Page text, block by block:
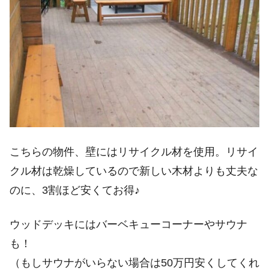
こちらの物件、壁にはリサイクル材を使用。リサイ
クル材は乾燥しているので新しい木材よりも丈夫な
のに、3割ほど安くてお得♪
ウッドデッキにはバーベキューコーナーやサウナ
も！
（もしサウナがいらない場合は50万円安くしてくれ